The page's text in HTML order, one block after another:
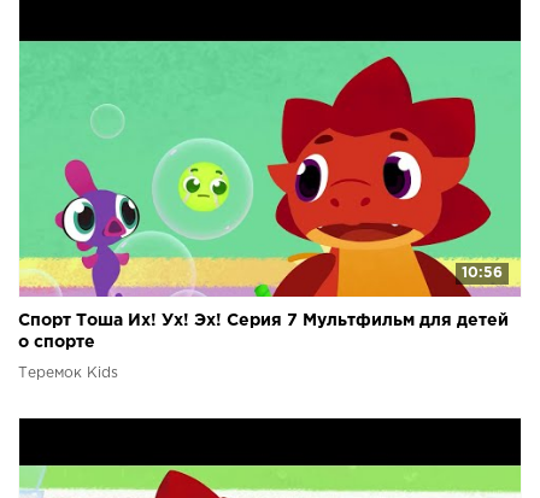
10:56
Спорт Тоша Их! Ух! Эх! Серия 7 Мультфильм для детей
о спорте
Теремок Kids